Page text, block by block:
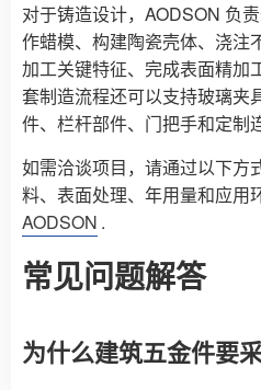
对于铸造设计，AODSON 负
作蜡模、构建陶瓷壳体、浇注
加工关键特征、完成表面精加
套制造流程还可以支持玻璃夹
件、栏杆部件、门把手和定制
如需洽谈项目，请通过以下方
料、表面处理、年用量和应用
AODSON .
常见问题解答
为什么建筑五金件要